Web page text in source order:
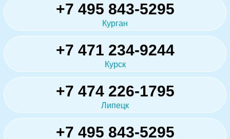
+7 495 843-5295
Курган
+7 471 234-9244
Курск
+7 474 226-1795
Липецк
+7 495 843-5295